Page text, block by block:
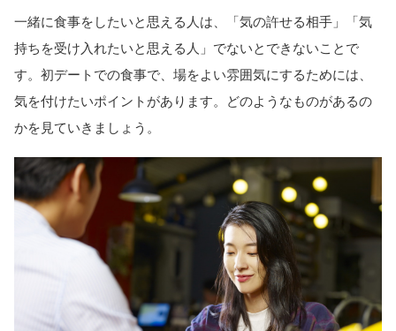
一緒に食事をしたいと思える人は、「気の許せる相手」「気
持ちを受け入れたいと思える人」でないとできないことで
す。初デートでの食事で、場をよい雰囲気にするためには、
気を付けたいポイントがあります。どのようなものがあるの
かを見ていきましょう。